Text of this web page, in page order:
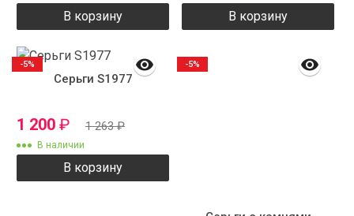
В корзину В корзину
Серьги S1977
1 200 ₽ 1 263₽
В наличии
В корзину
-5% -5%